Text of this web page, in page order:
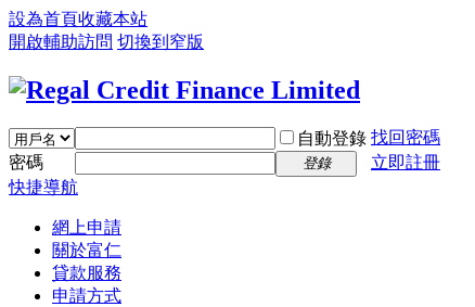
設為首頁收藏本站
開啟輔助訪問 切換到窄版
自動登錄 找回密碼
密碼
登錄
立即註冊
快捷導航
網上申請
關於富仁
貸款服務
申請方式